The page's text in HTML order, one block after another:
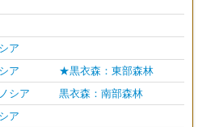
ア
ア
★黒衣森：東部森林
シア
黒衣森：南部森林
ア